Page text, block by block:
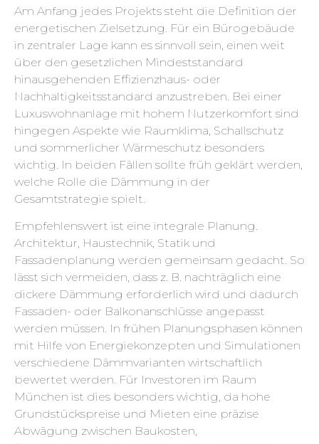
Am Anfang jedes Projekts steht die Definition der
energetischen Zielsetzung. Für ein Bürogebäude
in zentraler Lage kann es sinnvoll sein, einen weit
über den gesetzlichen Mindeststandard
hinausgehenden Effizienzhaus- oder
Nachhaltigkeitsstandard anzustreben. Bei einer
Luxuswohnanlage mit hohem Nutzerkomfort sind
hingegen Aspekte wie Raumklima, Schallschutz
und sommerlicher Wärmeschutz besonders
wichtig. In beiden Fällen sollte früh geklärt werden,
welche Rolle die Dämmung in der
Gesamtstrategie spielt.
Empfehlenswert ist eine integrale Planung.
Architektur, Haustechnik, Statik und
Fassadenplanung werden gemeinsam gedacht. So
lässt sich vermeiden, dass z. B. nachträglich eine
dickere Dämmung erforderlich wird und dadurch
Fassaden- oder Balkonanschlüsse angepasst
werden müssen. In frühen Planungsphasen können
mit Hilfe von Energiekonzepten und Simulationen
verschiedene Dämmvarianten wirtschaftlich
bewertet werden. Für Investoren im Raum
München ist dies besonders wichtig, da hohe
Grundstückspreise und Mieten eine präzise
Abwägung zwischen Baukosten,